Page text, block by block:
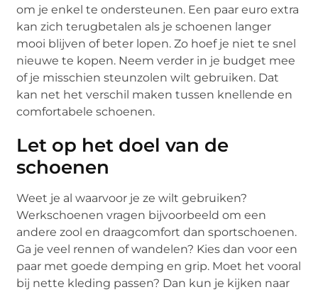
om je enkel te ondersteunen. Een paar euro extra
kan zich terugbetalen als je schoenen langer
mooi blijven of beter lopen. Zo hoef je niet te snel
nieuwe te kopen. Neem verder in je budget mee
of je misschien steunzolen wilt gebruiken. Dat
kan net het verschil maken tussen knellende en
comfortabele schoenen.
Let op het doel van de
schoenen
Weet je al waarvoor je ze wilt gebruiken?
Werkschoenen vragen bijvoorbeeld om een
andere zool en draagcomfort dan sportschoenen.
Ga je veel rennen of wandelen? Kies dan voor een
paar met goede demping en grip. Moet het vooral
bij nette kleding passen? Dan kun je kijken naar